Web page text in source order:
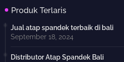
Produk Terlaris
Jual atap spandek terbaik di bali
September 18, 2024
Distributor Atap Spandek Bali